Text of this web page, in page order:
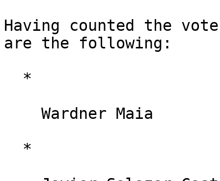
Having counted the
are the following: